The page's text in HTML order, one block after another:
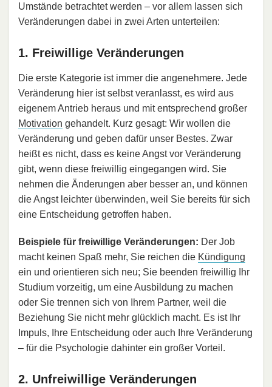
Umstände betrachtet werden – vor allem lassen sich
Veränderungen dabei in zwei Arten unterteilen:
1. Freiwillige Veränderungen
Die erste Kategorie ist immer die angenehmere. Jede
Veränderung hier ist selbst veranlasst, es wird aus
eigenem Antrieb heraus und mit entsprechend großer
Motivation gehandelt. Kurz gesagt: Wir wollen die
Veränderung und geben dafür unser Bestes. Zwar
heißt es nicht, dass es keine Angst vor Veränderung
gibt, wenn diese freiwillig eingegangen wird. Sie
nehmen die Änderungen aber besser an, und können
die Angst leichter überwinden, weil Sie bereits für sich
eine Entscheidung getroffen haben.
Beispiele für freiwillige Veränderungen: Der Job
macht keinen Spaß mehr, Sie reichen die Kündigung
ein und orientieren sich neu; Sie beenden freiwillig Ihr
Studium vorzeitig, um eine Ausbildung zu machen
oder Sie trennen sich von Ihrem Partner, weil die
Beziehung Sie nicht mehr glücklich macht. Es ist Ihr
Impuls, Ihre Entscheidung oder auch Ihre Veränderung
– für die Psychologie dahinter ein großer Vorteil.
2. Unfreiwillige Veränderungen